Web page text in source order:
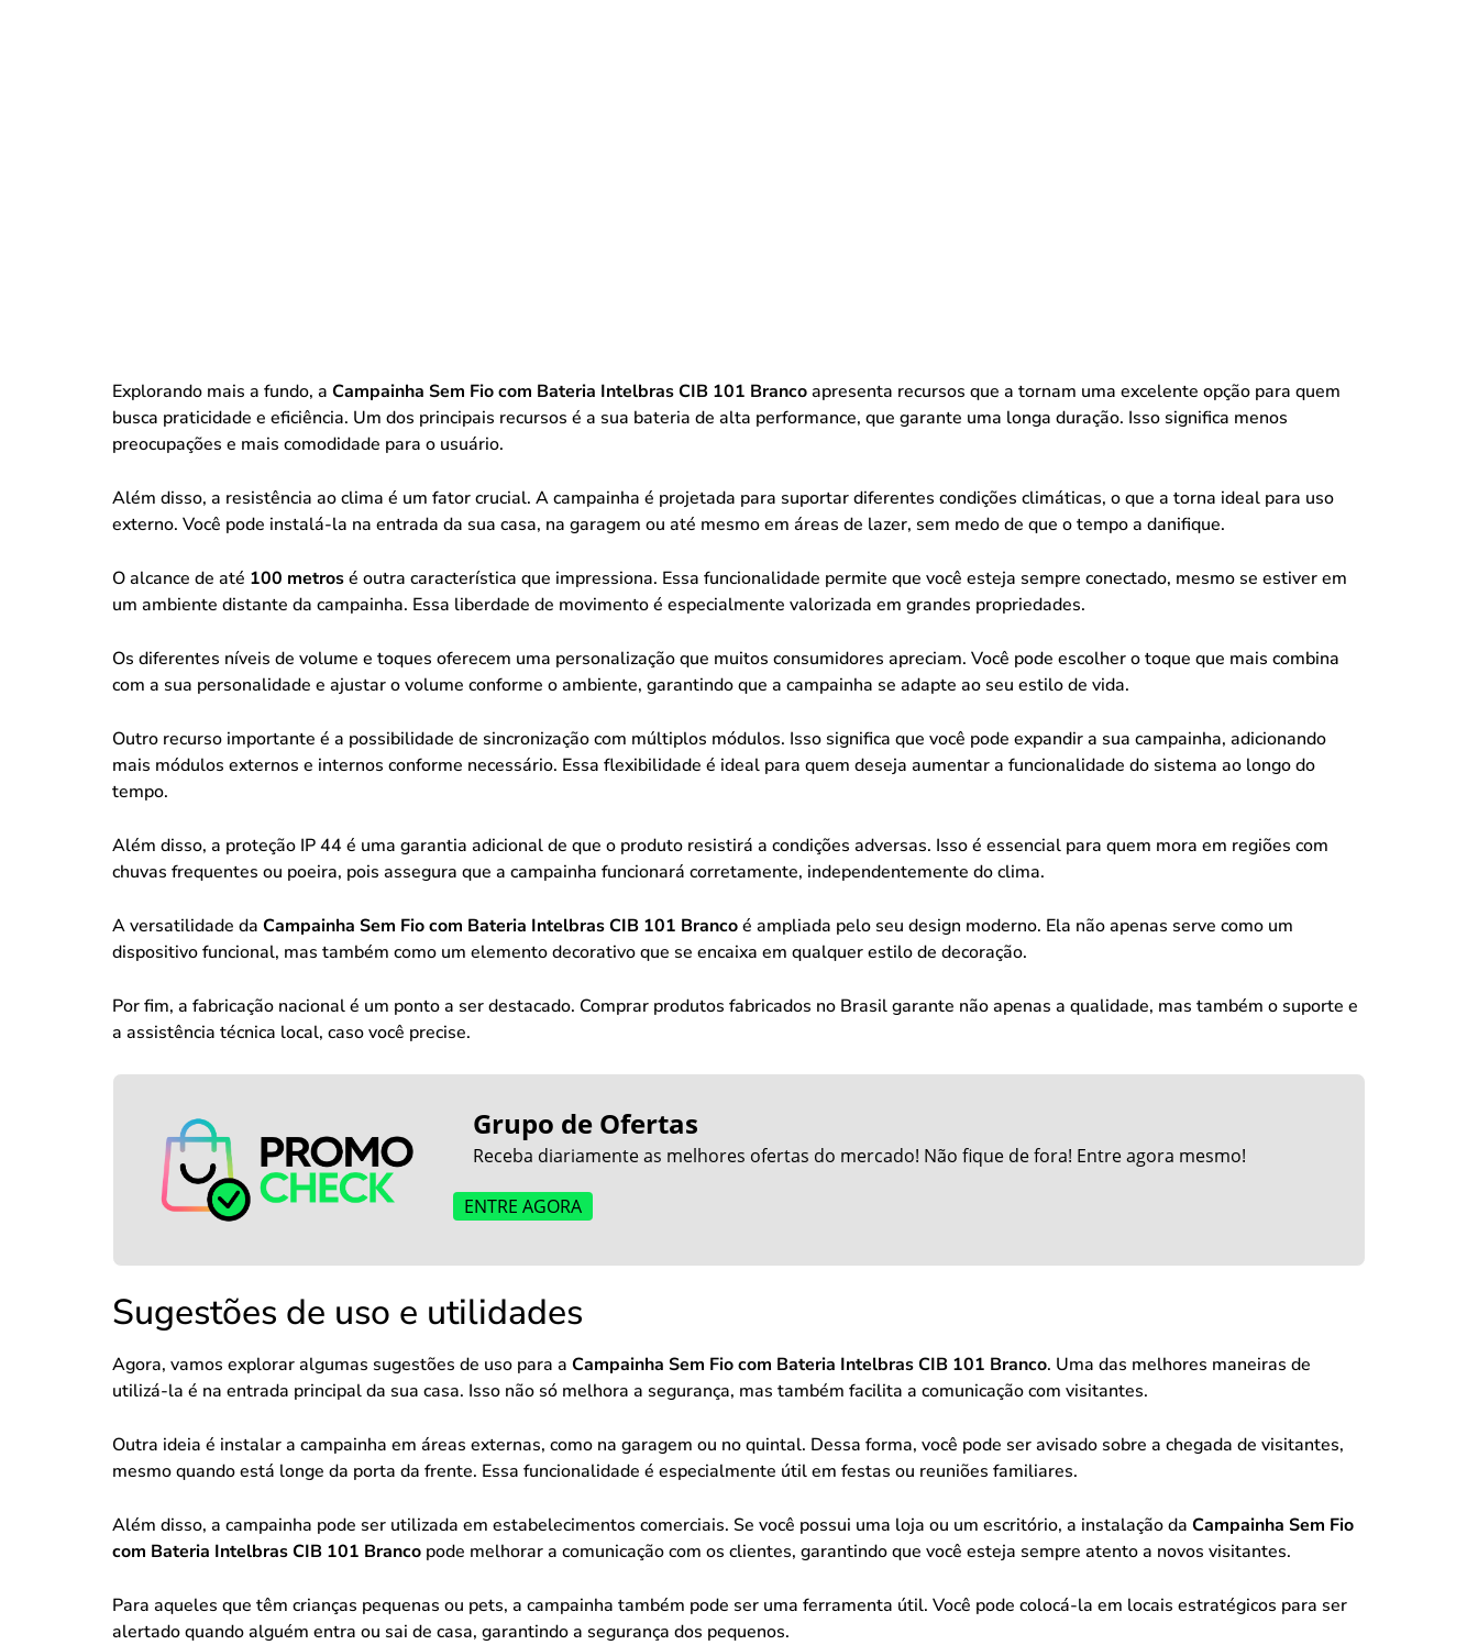
Explorando mais a fundo, a Campainha Sem Fio com Bateria Intelbras CIB 101 Brancoapresenta recursos que a tornam uma excelente opção para quem
busca praticidade e eficiência. Um dos principais recursos é a sua bateria de alta performance, que garante uma longa duração. Isso significa menos
preocupações e mais comodidade para o usuário.
Além disso, a resistência ao clima é um fator crucial. A campainha é projetada para suportar diferentes condições climáticas, o que a torna ideal para uso
externo. Você pode instalá-la na entrada da sua casa, na garagem ou até mesmo em áreas de lazer, sem medo de que o tempo a danifique.
O alcance de até 100 metrosé outra característica que impressiona. Essa funcionalidade permite que você esteja sempre conectado, mesmo se estiver em
um ambiente distante da campainha. Essa liberdade de movimento é especialmente valorizada em grandes propriedades.
Os diferentes níveis de volume e toques oferecem uma personalização que muitos consumidores apreciam. Você pode escolher o toque que mais combina
com a sua personalidade e ajustar o volume conforme o ambiente, garantindo que a campainha se adapte ao seu estilo de vida.
Outro recurso importante é a possibilidade de sincronização com múltiplos módulos. Isso significa que você pode expandir a sua campainha, adicionando
mais módulos externos e internos conforme necessário. Essa flexibilidade é ideal para quem deseja aumentar a funcionalidade do sistema ao longo do
tempo.
Além disso, a proteção IP 44 é uma garantia adicional de que o produto resistirá a condições adversas. Isso é essencial para quem mora em regiões com
chuvas frequentes ou poeira, pois assegura que a campainha funcionará corretamente, independentemente do clima.
A versatilidade da Campainha Sem Fio com Bateria Intelbras CIB 101 Brancoé ampliada pelo seu design moderno. Ela não apenas serve como um
dispositivo funcional, mas também como um elemento decorativo que se encaixa em qualquer estilo de decoração.
Por fim, a fabricação nacional é um ponto a ser destacado. Comprar produtos fabricados no Brasil garante não apenas a qualidade, mas também o suporte e
a assistência técnica local, caso você precise.
Grupo de Ofertas
Receba diariamente as melhores ofertas do mercado! Não fique de fora! Entre agora mesmo!
ENTRE AGORA
Sugestões de uso e utilidades
Agora, vamos explorar algumas sugestões de uso para a Campainha Sem Fio com Bateria Intelbras CIB 101 Branco. Uma das melhores maneiras de
utilizá-la é na entrada principal da sua casa. Isso não só melhora a segurança, mas também facilita a comunicação com visitantes.
Outra ideia é instalar a campainha em áreas externas, como na garagem ou no quintal. Dessa forma, você pode ser avisado sobre a chegada de visitantes,
mesmo quando está longe da porta da frente. Essa funcionalidade é especialmente útil em festas ou reuniões familiares.
Além disso, a campainha pode ser utilizada em estabelecimentos comerciais. Se você possui uma loja ou um escritório, a instalação da Campainha Sem Fio
com Bateria Intelbras CIB 101 Branco pode melhorar a comunicação com os clientes, garantindo que você esteja sempre atento a novos visitantes.
Para aqueles que têm crianças pequenas ou pets, a campainha também pode ser uma ferramenta útil. Você pode colocá-la em locais estratégicos para ser
alertado quando alguém entra ou sai de casa, garantindo a segurança dos pequenos.